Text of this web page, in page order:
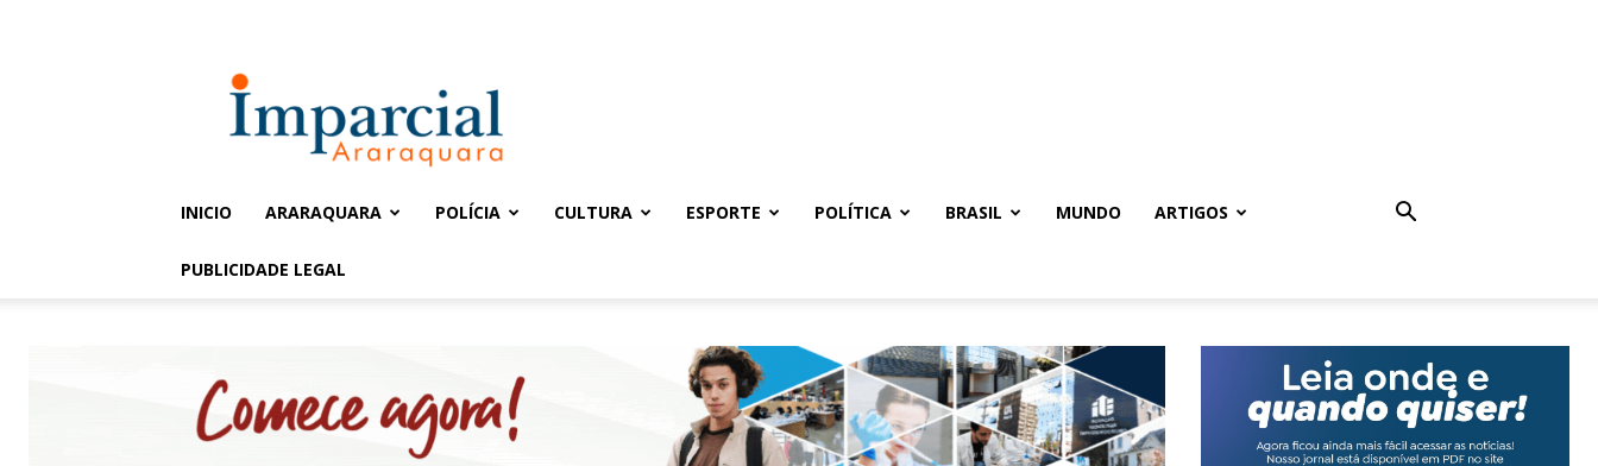
Imparcial
INICIO ARARAQUARA POLÍCIA CULTURA ESPORTE POLÍTICA BRASIL MUNDO ARTIGOS
PUBLICIDADE LEGAL